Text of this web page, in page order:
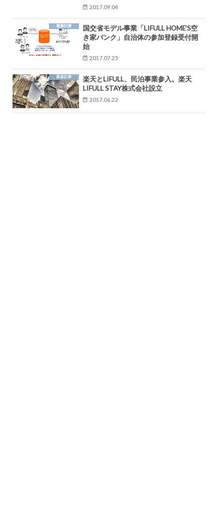
2017.09.04
最新記事
国交省モデル事業「LIFULL HOME’S空
き家バンク」自治体の参加登録受付開
始
2017.07.25
最新記事
楽天とLIFULL、民泊事業参入。楽天
LIFULL STAY株式会社設立
2017.06.22